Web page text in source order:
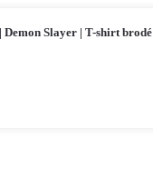
Slayer | T-shirt brodé